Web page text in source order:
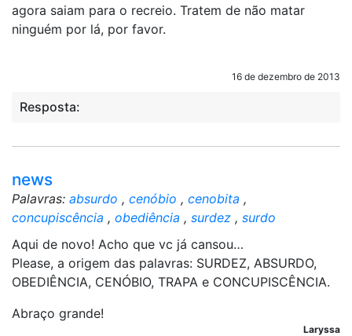
agora saiam para o recreio. Tratem de não matar
ninguém por lá, por favor.
16 de dezembro de 2013
Resposta:
news
Palavras: absurdo , cenóbio , cenobita ,
concupiscência , obediência , surdez , surdo
Aqui de novo! Acho que vc já cansou…
Please, a origem das palavras: SURDEZ, ABSURDO,
OBEDIÊNCIA, CENÓBIO, TRAPA e CONCUPISCÊNCIA.
Abraço grande!
Laryssa